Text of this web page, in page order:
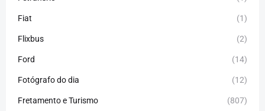
Fiat (1)
Flixbus (2)
Ford (14)
Fotógrafo do dia (12)
Fretamento e Turismo (807)